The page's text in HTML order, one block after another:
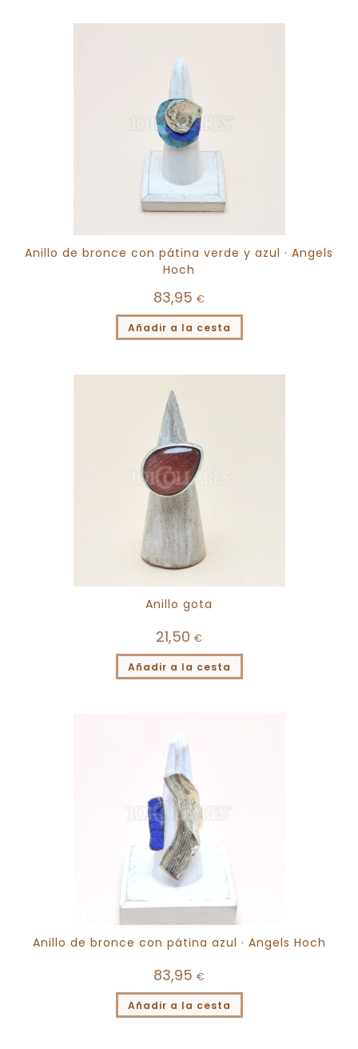
Anillo de bronce con pátina verde y azul · Angels
Hoch
83,95 €
Añadir a la cesta
Anillo gota
21,50 €
Añadir a la cesta
Anillo de bronce con pátina azul · Angels Hoch
83,95 €
Añadir a la cesta